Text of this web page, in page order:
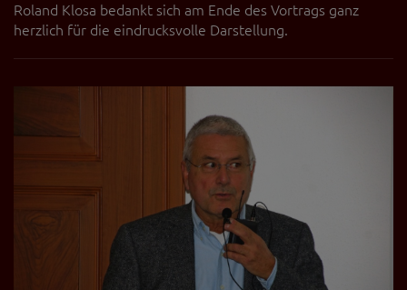
Roland Klosa bedankt sich am Ende des Vortrags ganz
herzlich für die eindrucksvolle Darstellung.